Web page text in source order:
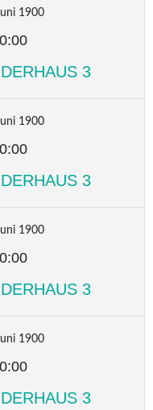
1900
0:00
3
1900
0:00
3
1900
0:00
3
1900
0:00
3